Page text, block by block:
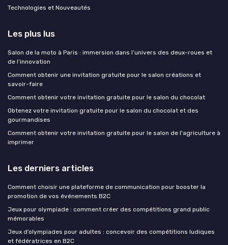
Technologies et Nouveautés
Les plus lus
Salon de la moto à Paris : immersion dans l’univers des deux-roues et
de l’innovation
Comment obtenir une invitation gratuite pour le salon créations et
savoir-faire
Comment obtenir votre invitation gratuite pour le salon du chocolat
Obtenez votre invitation gratuite pour le salon du chocolat et des
gourmandises
Comment obtenir votre invitation gratuite pour le salon de l'agriculture à
imprimer
Les derniers articles
Comment choisir une plateforme de communication pour booster la
promotion de vos événements B2C
Jeux pour olympiade : comment créer des compétitions grand public
mémorables
Jeux d’olympiades pour adultes : concevoir des compétitions ludiques
et fédératrices en B2C